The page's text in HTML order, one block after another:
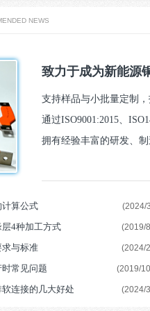
NEWS
致力于成为新能源
支持样品与小批量定制
通过ISO9001:2015、
拥有经验丰富的研发、
(2024/
算公式
(2019/
4种加工方式
(2024/
与标准
(2019/
常见问题
(2024/
连接的几大好处